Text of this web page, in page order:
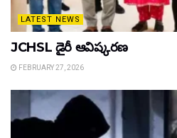
LATEST NEWS
JCHSL డైరీ ఆవిష్కరణ
FEBRUARY 27, 2026